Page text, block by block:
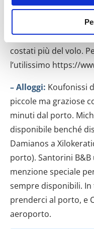
raccogliere
geografica, con
metro,
Identificare il
(impronte digitali).
Approfondisci come
e imposta le tue
modificare o ritirare il
dalla Dichiarazione sui
Utilizziamo i cookie
annunci, per fornire
analizzare il nostro
informazioni sul modo
nostri partner che si
– Spostamenti tra
Hellenic Seaways:
(dipende dal mare),
costati più del volo.
l’utilissimo https://
– Alloggi: Koufonissi
piccole ma graziose
minuti dal porto.
disponibile benché
Damianos a
porto). Santorini
menzione speciale
sempre disponibili.
prenderci al porto, e
aeroporto.